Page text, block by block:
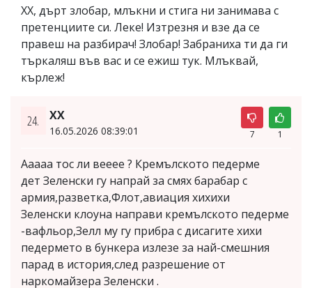
ХХ, дърт злобар, млъкни и стига ни занимава с
претенциите си. Леке! Изтрезня и взе да се
правеш на разбирач! Злобар! Забраниха ти да ги
търкаляш във вас и се ежиш тук. Млъквай,
кърлеж!
24. ХХ
16.05.2026 08:39:01 7 1
Ааааа тос ли вееее ? Кремълското педерме
дет Зеленски гу напрай за смях барабар с
армия,разветка,Флот,авиация хихихи
Зеленски клоуна направи кремълското педерме
-вафльор,Зелл му гу прибра с дисагите хихи
педермето в бункера излезе за най-смешния
парад в история,след разрешение от
наркомайзера Зеленски .